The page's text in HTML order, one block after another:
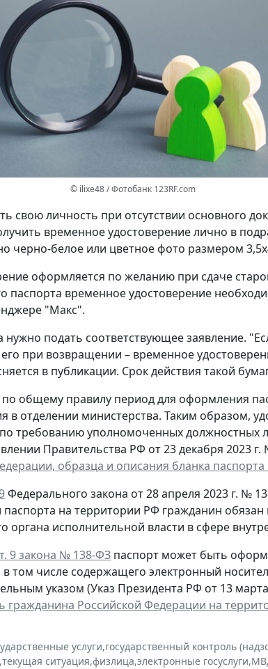
© ilixe48 / Фотобанк 123RF.com
свою личность при отсутствии основного
временное удостоверение лично в
черно-белое или цветное фото размером
оформляется по желанию при сдаче
паспорта временное удостоверение
"Макс".
подать соответствующее заявление.
при возвращении – временное
в публикации. Срок действия такой
общему правилу период для оформления
в отделении министерства. Таким образом,
требованию уполномоченных
Правительства РФ от 23 декабря 2023 г.
образца и описания бланка
Федерального закона от 28 апреля 2023 г. №
на территории РФ гражданин обязан
исполнительной власти в сфере
9 закона № 138-ФЗ паспорт может быть
в том числе содержащего электронный
указом (Указ Президента РФ от 13
Российской Федерации на
услуги,государственный контроль
,текущая ситуация,физлица,электронные госуслуги,